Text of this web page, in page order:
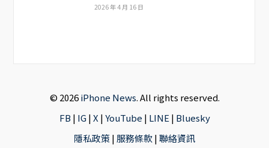
2026 年 4 月 16 日
© 2026iPhone News. All rights reserved.
FB | IG|X|YouTube | LINE| Bluesky
隱私政策|服務條款|聯絡資訊